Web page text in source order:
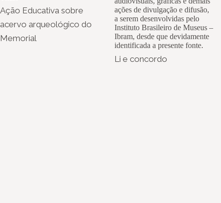
Ação Educativa sobre
acervo arqueológico do
Memorial
ações de divulgação e difusão,
a serem desenvolvidas pelo
Instituto Brasileiro de Museus –
Ibram, desde que devidamente
identificada a presente fonte.
Li e concordo